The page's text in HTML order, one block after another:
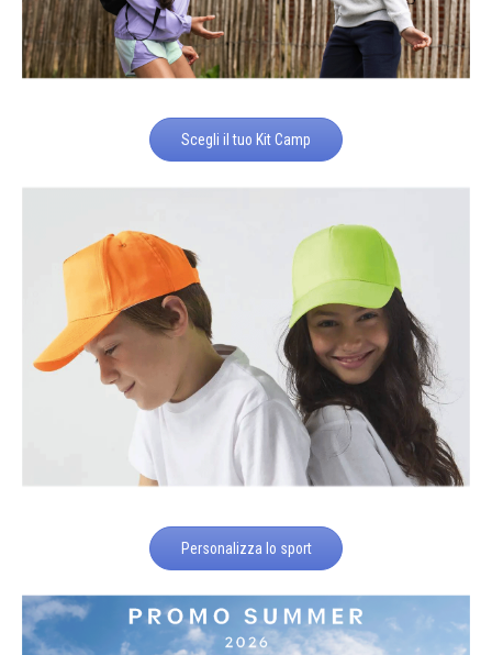
Scegli il tuo Kit Camp
Personalizza lo sport